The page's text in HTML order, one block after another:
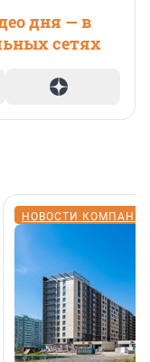
дня — в
сетях
НОВОСТИ